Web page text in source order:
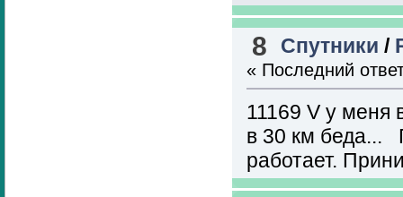
8 Спутники /
« Последний
11169 V у меня
в 30 км беда...
работает.